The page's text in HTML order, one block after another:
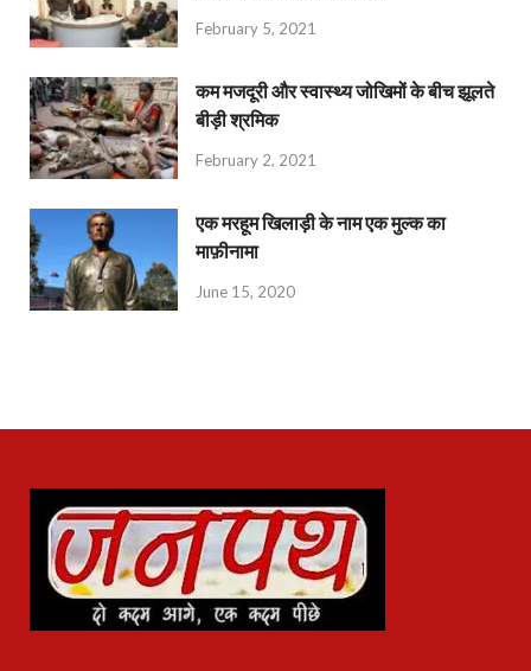
February 5, 2021
कम मजदूरी और स्वास्थ्य जोखिमों के बीच झूलते
बीड़ी श्रमिक
February 2, 2021
एक मरहूम खिलाड़ी के नाम एक मुल्क का
माफ़ीनामा
June 15, 2020